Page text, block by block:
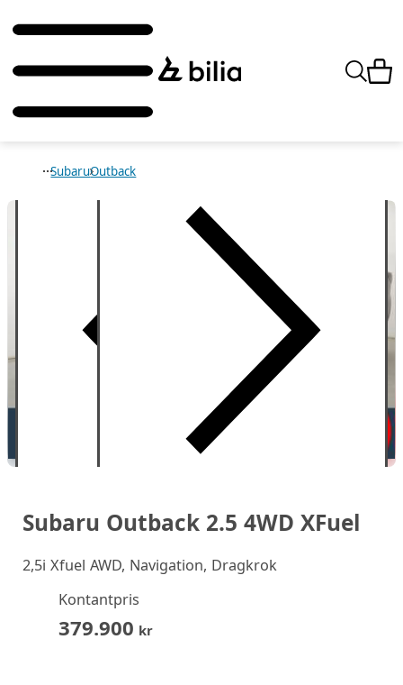
SubaruOutback
Subaru Outback 2.5 4WD XFuel
2,5i Xfuel AWD, Navigation, Dragkrok
Kontantpris
379.900 kr